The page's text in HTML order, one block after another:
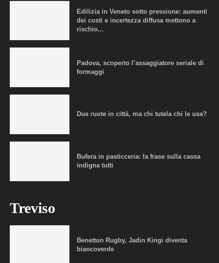
Edilizia in Veneto sotto pressione: aumenti
dei costi e incertezza diffusa mettono a
rischio...
Padova, scoperto l’assaggiatore seriale di
formaggi
Due ruote in città, ma chi tutela chi le usa?
Bufera in pasticceria: la frase sulla cassa
indigna tutti
Treviso
Benetton Rugby, Jadin Kingi diventa
biancoverde